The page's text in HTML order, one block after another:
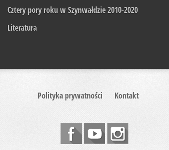
Cztery pory roku w Szynwałdzie 2010-2020
Literatura
Polityka prywatności Kontakt